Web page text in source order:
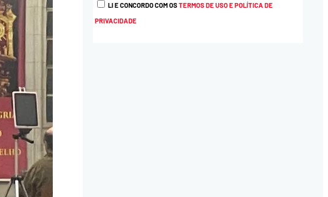
LI E CONCORDO COM OSTERMOS DE USO E POLÍTICA DE
PRIVACIDADE